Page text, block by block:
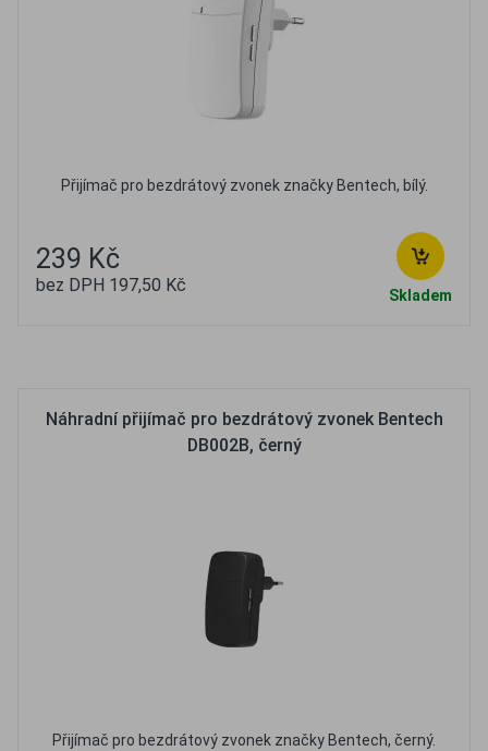
Přijímač pro bezdrátový zvonek značky Bentech, bílý.
239 Kč
bez DPH 197,50 Kč Skladem
Náhradní přijímač pro bezdrátový zvonek Bentech
DB002B, černý
Přijímač pro bezdrátový zvonek značky Bentech, černý.